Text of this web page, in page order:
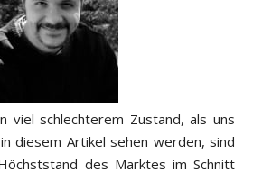
viel schlechterem Zustand, als uns
diesem Artikel sehen werden, sind
des Marktes im Schnitt